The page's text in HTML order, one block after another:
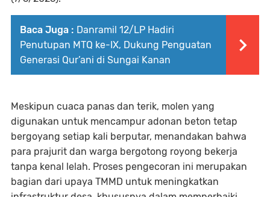
Baca Juga : Danramil 12/LP Hadiri
Penutupan MTQ ke-IX, Dukung Penguatan
Generasi Qur’ani di Sungai Kanan
Meskipun cuaca panas dan terik, molen yang
digunakan untuk mencampur adonan beton tetap
bergoyang setiap kali berputar, menandakan bahwa
para prajurit dan warga bergotong royong bekerja
tanpa kenal lelah. Proses pengecoran ini merupakan
bagian dari upaya TMMD untuk meningkatkan